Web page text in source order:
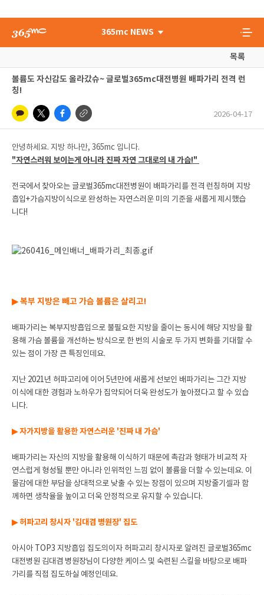
365mc NEWS
목록
볼륨도 자신감도 올라갔슈~ 글로벌365mc대전병원 배파가리 전격 런
칭!
2026-04-17
안녕하세요. 지방 하나만, 365mc 입니다.
"자연스러워 보이는게 아니라 진짜 자연 그대로의 내 가슴!"
전국에서 찾아오는 글로벌365mc대전병원이 배파가리를 전격 런칭하며 지방
흡입+가슴지방이식으로 완성하는 자연스러운 미의 기준을 새롭게 제시했습
니다!
▶ 복부 지방은 빼고 가슴 볼륨은 살리고!
배파가리는 복부지방흡입으로 불필요한 지방을 줄이는 동시에 해당 지방을 활
용해 가슴 볼륨을 개선하는 방식으로 한 번의 시술로 두 가지 변화를 기대할 수
있는 점이 가장 큰 특징인데요.
지난 2021년 허파고리에 이어 5년만에 새롭게 선보인 배파가리는 그간 지방
이식에 대한 경험과 노하우가 집약되어 더욱 완성도가 높아졌다고 할 수 있습
니다.
▶ 자가지방을 활용한 자연스러운 '진짜 내 가슴'
배파가리는 자신의 지방을 활용해 이식하기 때문에 촉감과 형태가 비교적 자
연스럽게 형성될 뿐만 아니라 인위적인 느낌 없이 볼륨을 더할 수 있는데요. 이
물감에 대한 부담을 상대적으로 낮출 수 있는 장점이 있으며 지방줄기셀과 함
께하면 생착율을 높이고 더욱 안정적으로 유지할 수 있습니다.
▶ 허파고리 창시자 '김대겸 병원장' 집도
아시아 TOP3 지방흡입 집도의이자 허파고리 창시자로 알려진 글로벌365mc
대전병원 김대겸 병원장님이 다양한 케이스 및 숙련된 스킬을 바탕으로 배파
가리를 직접 집도하실 예정인데요.